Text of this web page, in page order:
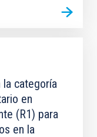
categoría
en
(R1) para
en la